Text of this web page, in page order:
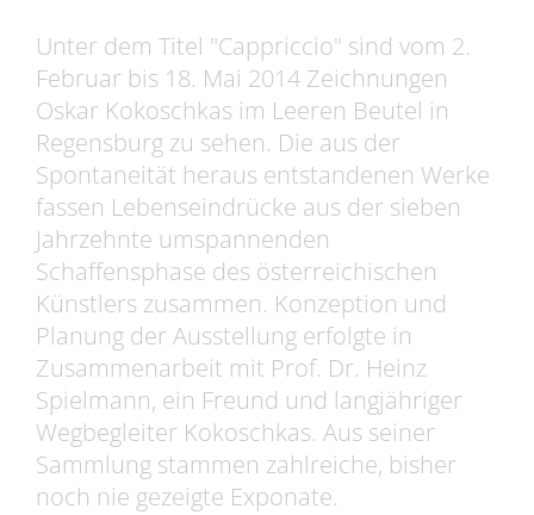
Unter dem Titel "Cappriccio" sind vom 2.
Februar bis 18. Mai 2014 Zeichnungen
Oskar Kokoschkas im Leeren Beutel in
Regensburg zu sehen. Die aus der
Spontaneität heraus entstandenen Werke
fassen Lebenseindrücke aus der sieben
Jahrzehnte umspannenden
Schaffensphase des österreichischen
Künstlers zusammen. Konzeption und
Planung der Ausstellung erfolgte in
Zusammenarbeit mit Prof. Dr. Heinz
Spielmann, ein Freund und langjähriger
Wegbegleiter Kokoschkas. Aus seiner
Sammlung stammen zahlreiche, bisher
noch nie gezeigte Exponate.